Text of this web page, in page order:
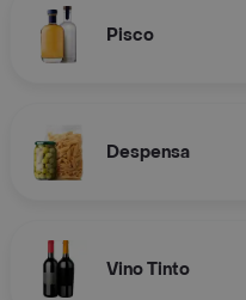
Pisco
Despensa
Vino Tinto